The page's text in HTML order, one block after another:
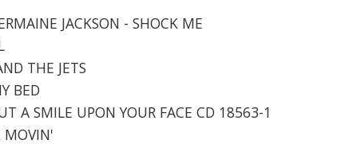
JACKSON - SHOCK ME
THE JETS
BED
A SMILE UPON YOUR FACE CD 18563-1
MOVIN'